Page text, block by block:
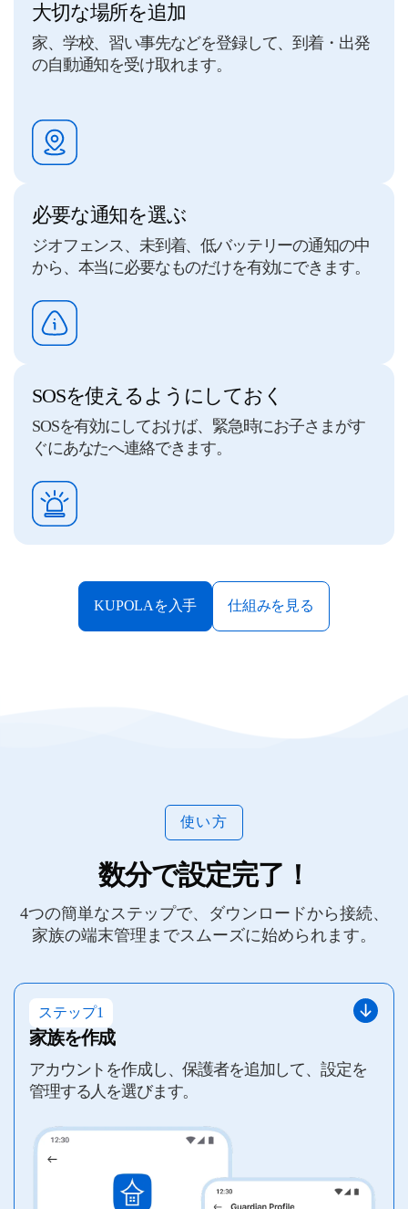
大切な場所を追加
家、学校、習い事先などを登録して、到着・出発
の自動通知を受け取れます。
必要な通知を選ぶ
ジオフェンス、未到着、低バッテリーの通知の中
から、本当に必要なものだけを有効にできます。
SOSを使えるようにしておく
SOSを有効にしておけば、緊急時にお子さまがす
ぐにあなたへ連絡できます。
KUPOLAを入手 仕組みを見る
使い方
数分で設定完了！
4つの簡単なステップで、ダウンロードから接続、
家族の端末管理までスムーズに始められます。
ステップ1
家族を作成
アカウントを作成し、保護者を追加して、設定を
管理する人を選びます。